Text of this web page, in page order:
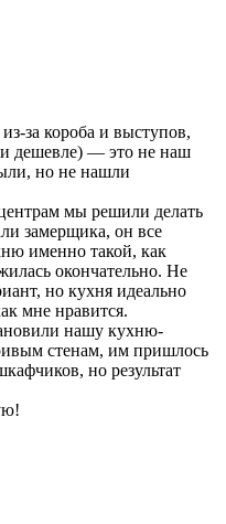
за короба и выступов,
дешевле) — это не наш
но не нашли
мы решили делать
замерщика, он все
именно такой, как
окончательно. Не
но кухня идеально
мне нравится.
нашу кухню-
стенам, им пришлось
но результат